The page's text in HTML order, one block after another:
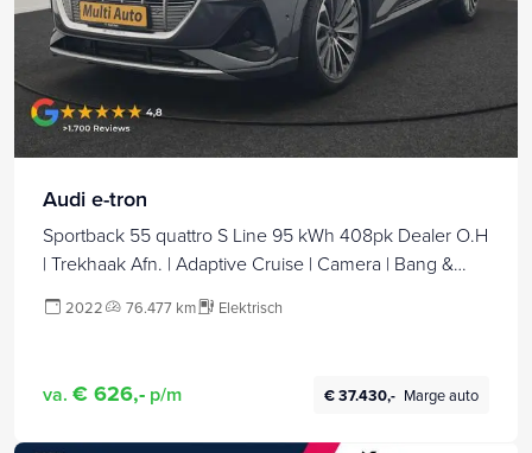
Audi e-tron
Sportback 55 quattro S Line 95 kWh 408pk Dealer O.H
| Trekhaak Afn. | Adaptive Cruise | Camera | Bang &
Keyless | Apple Carplay | BLIS | Navigatie | Virtual | DAB |
2022 76.477 km Elektrisch
va. € 626,- p/m € 37.430,- Marge auto